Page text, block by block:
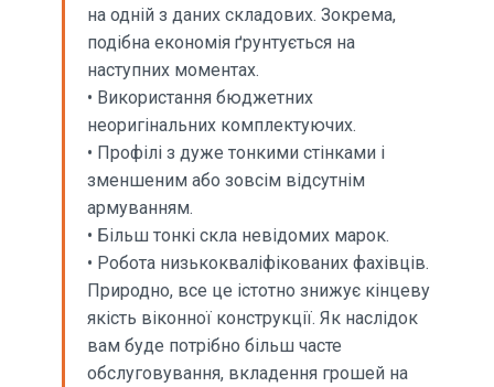
на одній з даних складових. Зокрема,
подібна економія ґрунтується на
наступних моментах.
• Використання бюджетних
неоригінальних комплектуючих.
• Профілі з дуже тонкими стінками і
зменшеним або зовсім відсутнім
армуванням.
• Більш тонкі скла невідомих марок.
• Робота низькокваліфікованих фахівців.
Природно, все це істотно знижує кінцеву
якість віконної конструкції. Як наслідок
вам буде потрібно більш часте
обслуговування, вкладення грошей на